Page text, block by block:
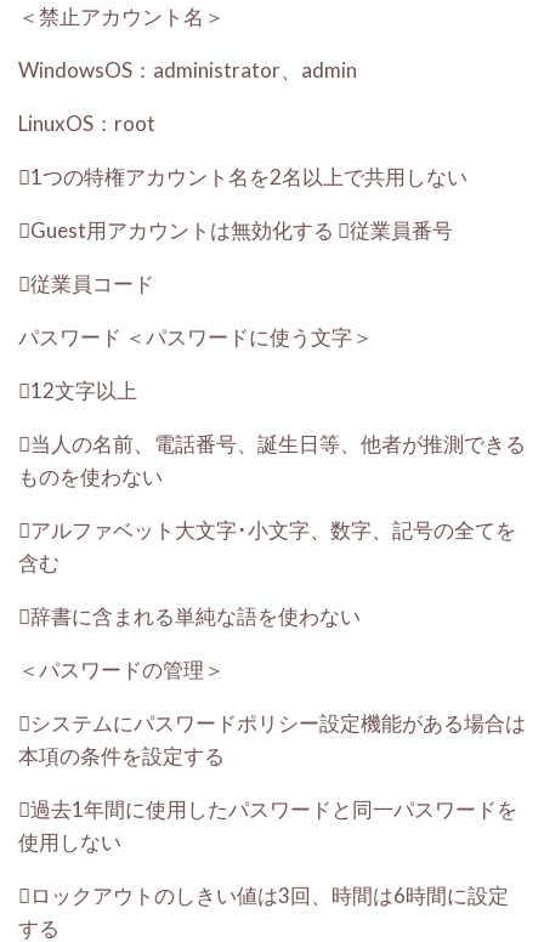
＜禁止アカウント名＞
WindowsOS：administrator、admin
LinuxOS：root
1つの特権アカウント名を2名以上で共用しない
Guest用アカウントは無効化する 従業員番号
従業員コード
パスワード ＜パスワードに使う文字＞
12文字以上
当人の名前、電話番号、誕生日等、他者が推測できる
ものを使わない
アルファベット大文字･小文字、数字、記号の全てを
含む
辞書に含まれる単純な語を使わない
＜パスワードの管理＞
システムにパスワードポリシー設定機能がある場合は
本項の条件を設定する
過去1年間に使用したパスワードと同一パスワードを
使用しない
ロックアウトのしきい値は3回、時間は6時間に設定
する